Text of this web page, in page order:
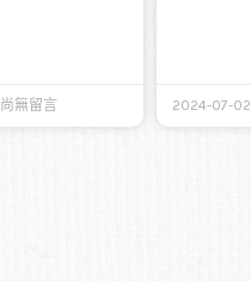
尚無留言 2024-07-02